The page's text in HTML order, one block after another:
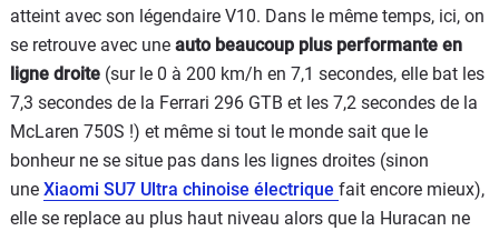
atteint avec son légendaire V10. Dans le même temps, ici, on
se retrouve avec une auto beaucoup plus performante en
ligne droite (sur le 0 à 200 km/h en 7,1 secondes, elle bat les
7,3 secondes de la Ferrari 296 GTB et les 7,2 secondes de la
McLaren 750S !) et même si tout le monde sait que le
bonheur ne se situe pas dans les lignes droites (sinon
une Xiaomi SU7 Ultra chinoise électrique fait encore mieux),
elle se replace au plus haut niveau alors que la Huracan ne